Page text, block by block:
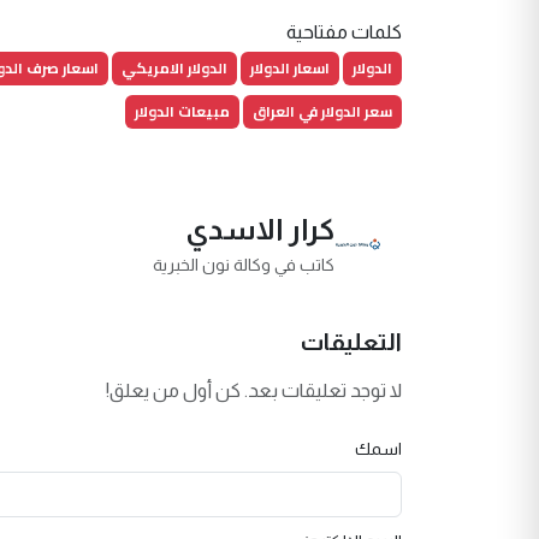
كلمات مفتاحية
الدولار اسعار الدولار الدولار الامريكي اسعار صرف
سعر الدولار في العراق
مبيعات الدولار
كرار الاسدي
كاتب في وكالة نون الخبرية
التعليقات
لا توجد تعليقات بعد. كن أول من يعلق!
اسمك